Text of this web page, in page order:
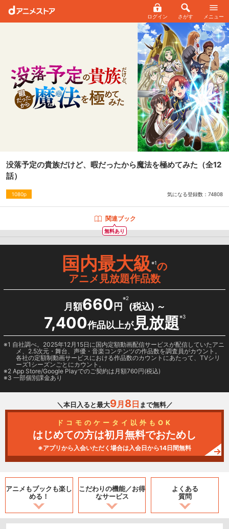
ログイン さがす メニュー
没落予定の貴族だけど、暇だったから魔法を極めてみた （全12
話）
1080p 気になる登録数： 74808
無料あり
関連ブック
国内最大級※1の
アニメ見放題作品数
月額660 円
※2
(税込) ～
7,400作品以上が見放題※3
1 自社調べ。2025年12月15日に国内定額動画配信サービスが配信していたアニ
メ、2.5次元・舞台、声優・音楽コンテンツの作品数を調査員がカウント。
各社の定額制動画サービスにおける作品数のカウントにあたって、TVシリ
ーズ1シーズンごとにカウント。
2 App Store/Google Playでのご契約は月額760円(税込)
3 一部個別課金あり
＼本日入ると最大9月 8日 まで無料／
ドコモのケータイ以外もOK
はじめての方は初月無料でおためし
※アプリから入会いただく場合は入会日から14日間無料
アニメもブックも楽し
める！
こだわりの機能／お得
なサービス
よくある
質問